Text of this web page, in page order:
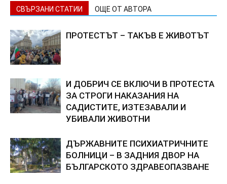
СВЪРЗАНИ СТАТИИ ОЩЕ ОТ АВТОРА
ПРОТЕСТЪТ – ТАКЪВ Е ЖИВОТЪТ
И ДОБРИЧ СЕ ВКЛЮЧИ В ПРОТЕСТА
ЗА СТРОГИ НАКАЗАНИЯ НА
САДИСТИТЕ, ИЗТЕЗАВАЛИ И
УБИВАЛИ ЖИВОТНИ
ДЪРЖАВНИТЕ ПСИХИАТРИЧНИТЕ
БОЛНИЦИ – В ЗАДНИЯ ДВОР НА
БЪЛГАРСКОТО ЗДРАВЕОПАЗВАНЕ